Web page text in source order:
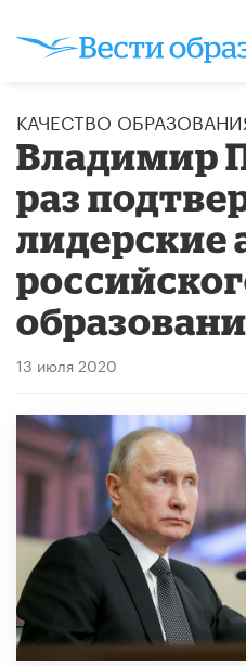
КАЧЕСТВО
Владимир
раз
лидерские
13 июля 2020